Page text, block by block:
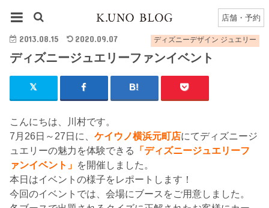
店舗・予約
ディズニージュエリーファンイベント
ディズニーデザイン ジュエリー
2013.08.15 2020.09.07
ディズニージュエリーファンイベント
こんにちは、川村です。
7月26日～27日に、ケイウノ横浜元町店にてディズニージ
ュエリーの魅力を体験できる
「ディズニージュエリーフ
ァンイベント」 を開催しました。
本日はイベントの様子をレポートします！
今回のイベントでは、会場にブースをご用意しました。